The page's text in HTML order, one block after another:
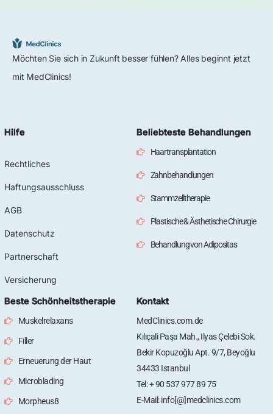
Möchten Sie sich in Zukunft besser fühlen? Alles beginnt jetzt
mit MedClinics!
Hilfe
Rechtliches
Haftungsausschluss
AGB
Datenschutz
Partnerschaft
Versicherung
Beliebteste Behandlungen
Haartransplantation
Zahnbehandlungen
Stammzelltherapie
Plastische & Ästhetische Chirurgie
Behandlung von Adipositas
Beste Schönheitstherapie
Muskelrelaxans
Filler
Erneuerung der Haut
Microblading
Morpheus8
Kontakt
MedClinics.com.de
Kılıçali Paşa Mah., Ilyas Çelebi Sok.
Bekir Kopuzoğlu Apt. 9/7, Beyoğlu
34433 Istanbul
Tel: + 90 537 977 89 75
E-Mail: info[@]medclinics.com